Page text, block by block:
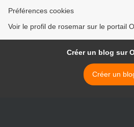
Préférences cookies
Voir le profil de rosemar sur le portail
Créer un blog sur
Créer un